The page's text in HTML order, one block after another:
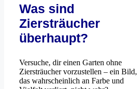
Was sind
Ziersträucher
überhaupt?
Versuche, dir einen Garten ohne
Ziersträucher vorzustellen – ein Bild,
das wahrscheinlich an Farbe und